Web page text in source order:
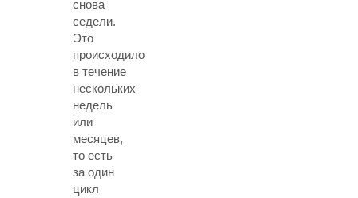
снова
седели.
Это
происходило
в течение
нескольких
недель
или
месяцев,
то есть
за один
цикл